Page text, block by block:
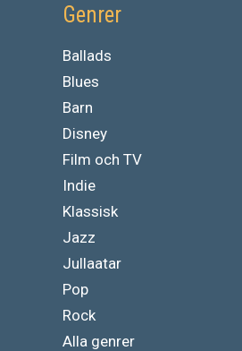
Genrer
Ballads
Blues
Barn
Disney
Film och TV
Indie
Klassisk
Jazz
Jullaatar
Pop
Rock
Alla genrer